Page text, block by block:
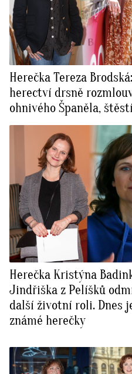
Herečka Tereza
herectví drsně
ohnivého Španěla,
Herečka Kristýna
Jindřiška z Pelíšků
další životní roli. Dnes
známé herečky